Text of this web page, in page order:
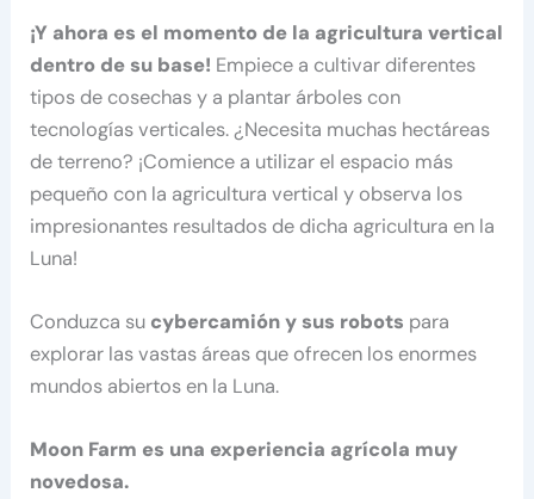
¡Y ahora es el momento de la agricultura vertical
dentro de su base! Empiece a cultivar diferentes
tipos de cosechas y a plantar árboles con
tecnologías verticales. ¿Necesita muchas hectáreas
de terreno? ¡Comience a utilizar el espacio más
pequeño con la agricultura vertical y observa los
impresionantes resultados de dicha agricultura en la
Luna!
Conduzca su cybercamión y sus robots para
explorar las vastas áreas que ofrecen los enormes
mundos abiertos en la Luna.
Moon Farm es una experiencia agrícola muy
novedosa.